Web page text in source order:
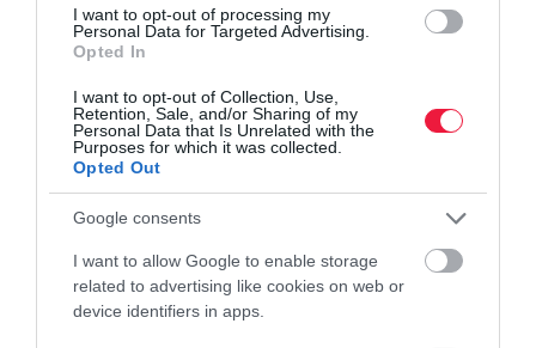
I want to opt-out of processing my
Personal Data for Targeted Advertising.
Opted In
I want to opt-out of Collection, Use,
Retention, Sale, and/or Sharing of my
Personal Data that Is Unrelated with the
Purposes for which it was collected.
Opted Out
Google consents
I want to allow Google to enable storage
related to advertising like cookies on web or
device identifiers in apps.
első okosplázája
okosplázájaként emlegetett Etele Plaza, így a bérlők megkezdhetik
új üzleteik kialakítását Buda legnagyobb bevásárlóközpontjában.